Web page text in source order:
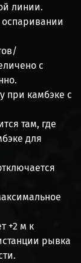
линии.
с
при камбэке с
там, где
для
+2 м к
рывка